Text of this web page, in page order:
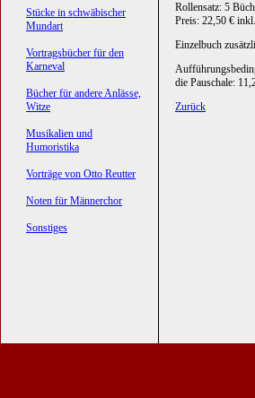
Rollensatz: 5
Preis: 22,50 €
Einzelbuch
die Pauschale:
Zurück
Stücke in schwäbischer
Mundart
Vortragsbücher für den
Karneval
Bücher für andere Anlässe,
Witze
Musikalien und
Humoristika
Vorträge von Otto Reutter
Noten für Männerchor
Sonstiges